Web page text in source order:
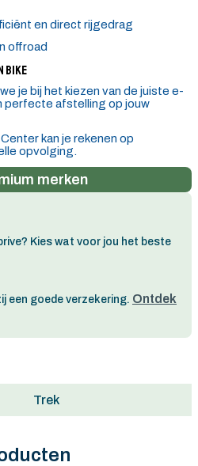
en direct rijgedrag
offroad
Bike
je bij het kiezen van de juiste e-
perfecte afstelling op jouw
kan je rekenen op
opvolging.
in België vanaf €100
merken
Kies wat voor jou het beste
een goede verzekering. Ontdek
Trek